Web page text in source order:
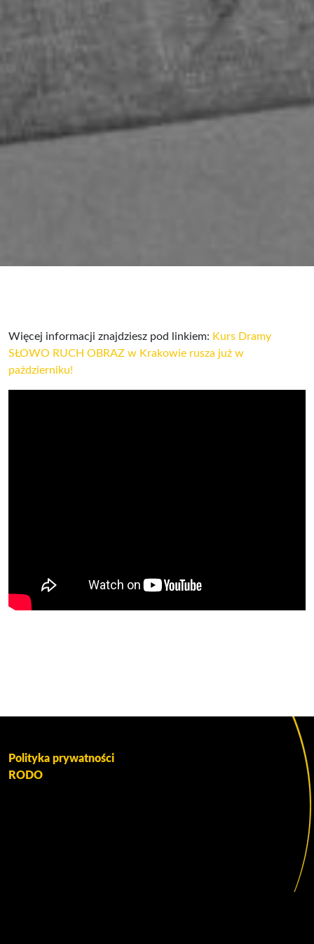
Więcej informacji znajdziesz pod linkiem: Kurs Dramy
SŁOWO RUCH OBRAZ w Krakowie rusza już w
październiku!
Polityka prywatności
RODO